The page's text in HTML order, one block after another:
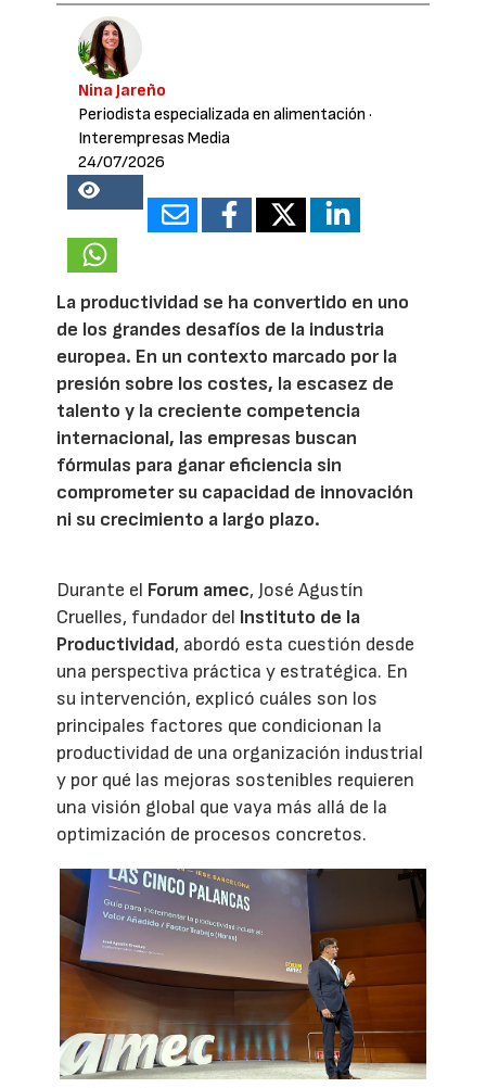
Nina Jareño
Periodista especializada en alimentación ·
Interempresas Media
24/07/2026
18901
La productividad se ha convertido en uno
de los grandes desafíos de la industria
europea. En un contexto marcado por la
presión sobre los costes, la escasez de
talento y la creciente competencia
internacional, las empresas buscan
fórmulas para ganar eficiencia sin
comprometer su capacidad de innovación
ni su crecimiento a largo plazo.
Durante el Forum amec, José Agustín
Cruelles, fundador del Instituto de la
Productividad, abordó esta cuestión desde
una perspectiva práctica y estratégica. En
su intervención, explicó cuáles son los
principales factores que condicionan la
productividad de una organización industrial
y por qué las mejoras sostenibles requieren
una visión global que vaya más allá de la
optimización de procesos concretos.